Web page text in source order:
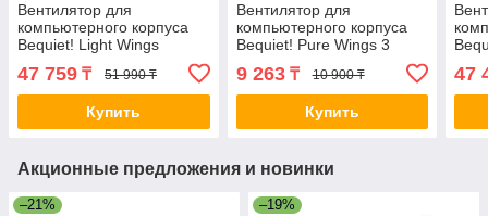
Вентилятор для
компьютерного корпуса
Bequiet! Light Wings
140mm PWM high-speed
ARGB Triple-Pack 2-
008389 BL079
47 759 ₸ 51 990 ₸
Купить
Вентилятор для
компьютерного корпуса
Bequiet! Pure Wings 3
120mm PWM high-speed
White 2-030642 BL111
9 263₸ 10 900 ₸
Купить
47
Акционные предложения и новинки
–21% –19%